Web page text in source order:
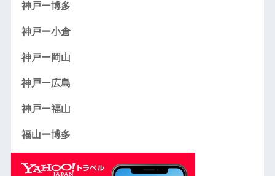
神戸ー博多
神戸ー小倉
神戸ー岡山
神戸ー広島
神戸ー福山
福山ー博多